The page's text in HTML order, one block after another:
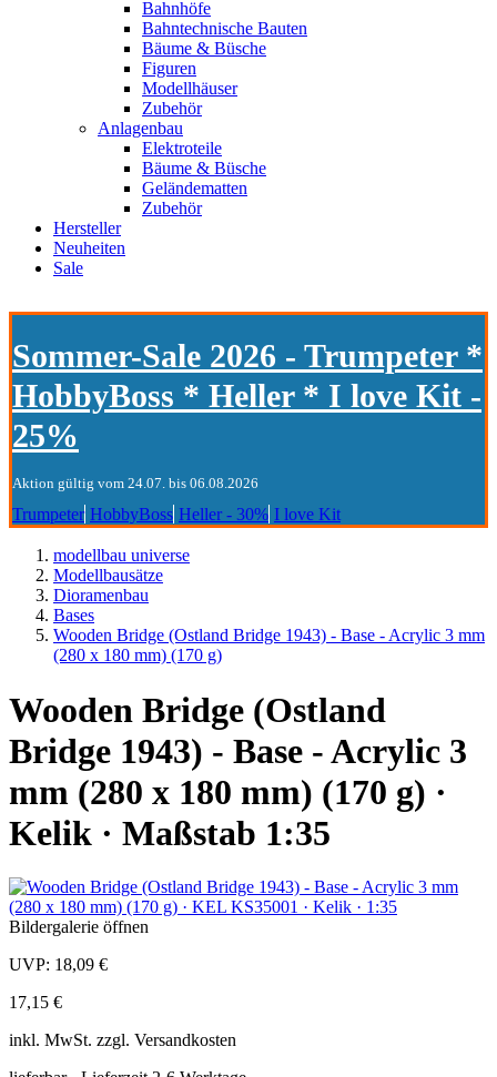
Bahnhöfe
Bahntechnische Bauten
Bäume & Büsche
Figuren
Modellhäuser
Zubehör
Anlagenbau
Elektroteile
Bäume & Büsche
Geländematten
Zubehör
Hersteller
Neuheiten
Sale
Sommer-Sale 2026 - Trumpeter *
HobbyBoss * Heller * I love Kit -
25%
Aktion gültig vom 24.07. bis 06.08.2026
Trumpeter HobbyBoss Heller - 30% I love Kit
modellbau universe
Modellbausätze
Dioramenbau
Bases
Wooden Bridge (Ostland Bridge 1943) - Base - Acrylic 3 mm
(280 x 180 mm) (170 g)
Wooden Bridge (Ostland
Bridge 1943) - Base - Acrylic 3
mm (280 x 180 mm) (170 g) ·
Kelik · Maßstab 1:35
Bildergalerie öffnen
UVP: 18,09 €
17,15 €
inkl. MwSt. zzgl. Versandkosten